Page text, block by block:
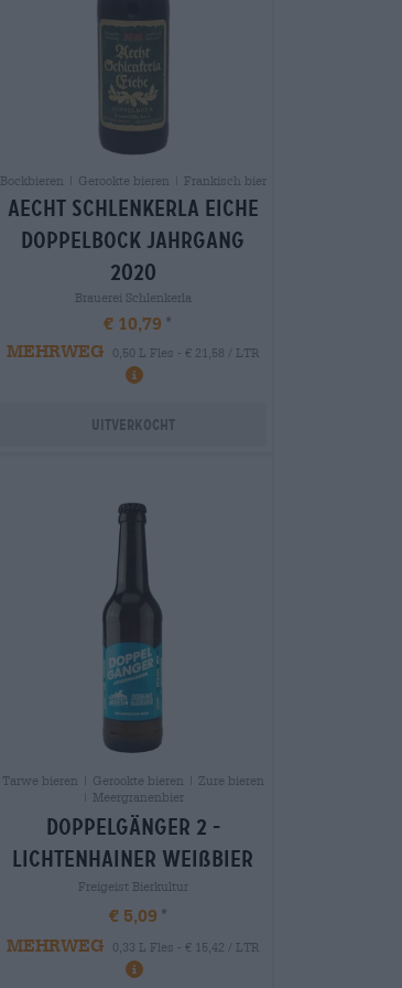
Bockbieren | Gerookte bieren | Frankisch bier
aecht schlenkerla eiche
doppelbock jahrgang
2020
Brauerei Schlenkerla
€ 10,79
MEHRWEG
0,50 L Fles - € 21,58 / LTR
Uitverkocht
Tarwe bieren | Gerookte bieren | Zure bieren
| Meergranenbier
doppelgänger 2 -
lichtenhainer weißbier
Freigeist Bierkultur
€ 5,09
MEHRWEG
0,33 L Fles - € 15,42 / LTR